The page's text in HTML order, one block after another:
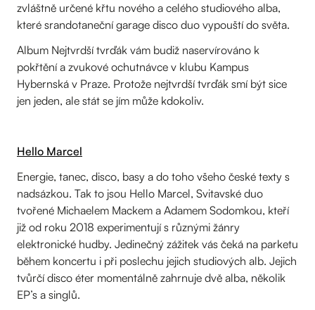
zvláštně určené křtu nového a celého studiového alba,
které srandotaneční garage disco duo vypouští do světa.
Album Nejtvrdší tvrďák vám budiž naservírováno k
pokřtění a zvukové ochutnávce v klubu Kampus
Hybernská v Praze. Protože nejtvrdší tvrďák smí být sice
jen jeden, ale stát se jím může kdokoliv.
Hello Marcel
Energie, tanec, disco, basy a do toho všeho české texty s
nadsázkou. Tak to jsou Hello Marcel, Svitavské duo
tvořené Michaelem Mackem a Adamem Sodomkou, kteří
již od roku 2018 experimentují s různými žánry
elektronické hudby. Jedinečný zážitek vás čeká na parketu
během koncertu i při poslechu jejich studiových alb. Jejich
tvůrčí disco éter momentálně zahrnuje dvě alba, několik
EP’s a singlů.